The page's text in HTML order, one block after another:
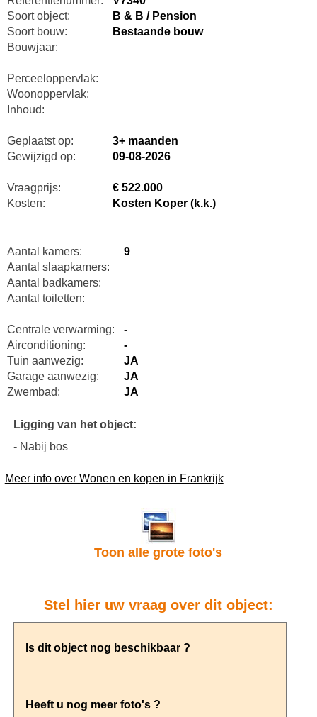
Soort object:
B & B / Pension
Soort bouw:
Bestaande bouw
Bouwjaar:
Perceeloppervlak:
Woonoppervlak:
Inhoud:
Geplaatst op:
3+ maanden
Gewijzigd op:
09-08-2026
Vraagprijs:
€ 522.000
Kosten:
Kosten Koper (k.k.)
Aantal kamers:
9
Aantal slaapkamers:
Aantal badkamers:
Aantal toiletten:
Centrale verwarming:
-
Airconditioning:
-
Tuin aanwezig:
JA
Garage aanwezig:
JA
Zwembad:
JA
Ligging van het object:
- Nabij bos
Meer info over Wonen en kopen in Frankrijk
Toon alle grote foto's
Stel hier uw vraag over dit object: